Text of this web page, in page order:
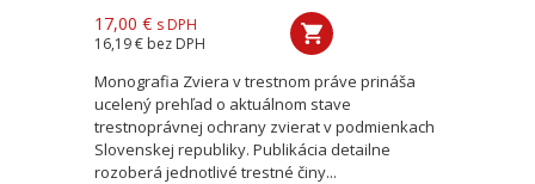
17,00 € s DPH
16,19 € bez DPH
Monografia Zviera v trestnom práve prináša
ucelený prehľad o aktuálnom stave
trestnoprávnej ochrany zvierat v podmienkach
Slovenskej republiky. Publikácia detailne
rozoberá jednotlivé trestné činy...